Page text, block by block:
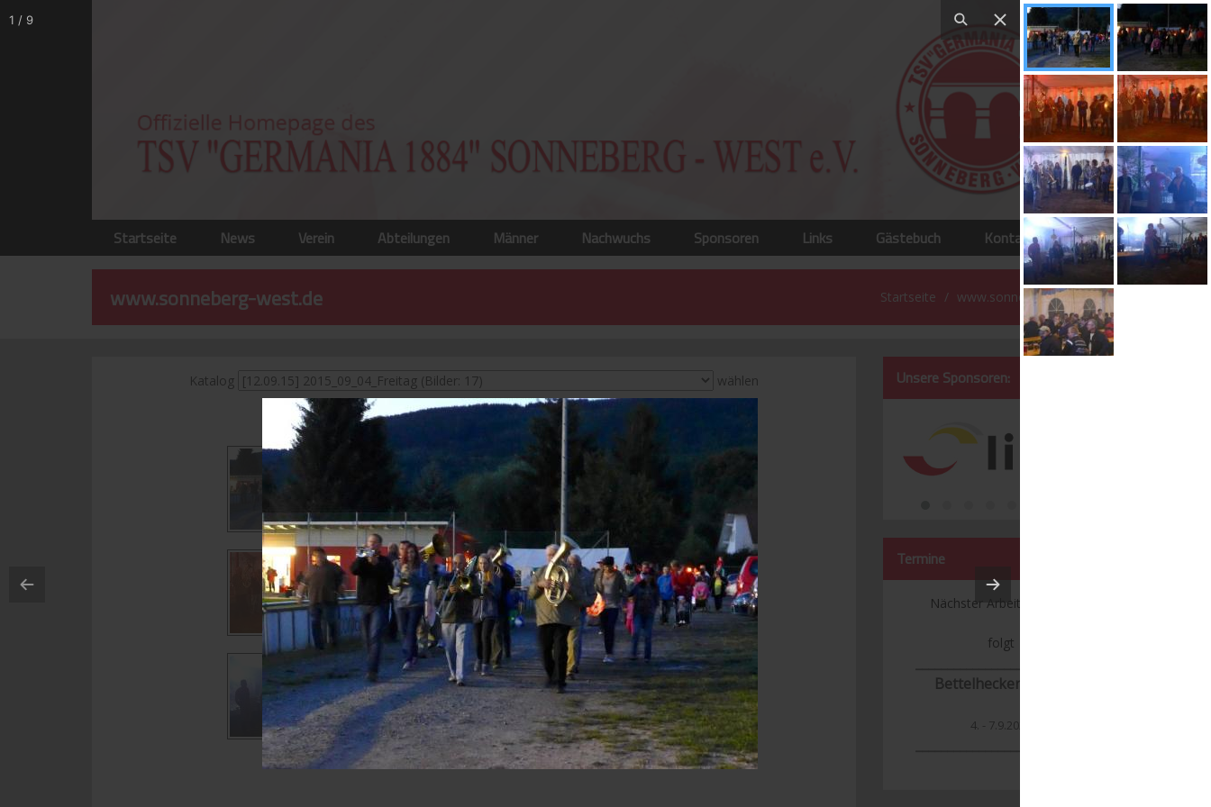
Startseite News Verein Abteilungen Männer Nachwuchs Sponsoren Links Gästebuch Kontakt
www.sonneberg-west.de Startseite www.sonneberg-west.de
Katalog wählen
Seite anzeigen
Unsere Sponsoren:
Termine
Nächster Arbeitseinsatz:
folgt
Bettelhecker Kerwa
4. - 7.9.2026
1 / 9